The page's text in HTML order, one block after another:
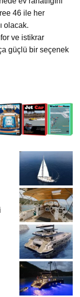
46 ile her
olacak.
ve istikrar
güçlü bir seçenek